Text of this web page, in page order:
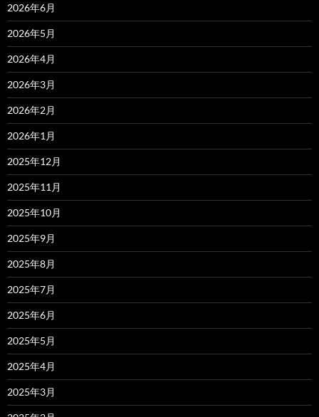
2026年6月
2026年5月
2026年4月
2026年3月
2026年2月
2026年1月
2025年12月
2025年11月
2025年10月
2025年9月
2025年8月
2025年7月
2025年6月
2025年5月
2025年4月
2025年3月